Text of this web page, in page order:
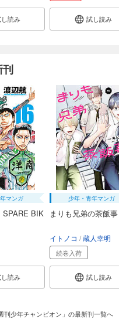
カート
カート
試し読み
カート
試し読み
カート
試し読み
読み 試し読み
刊
マンガ
BIK
読み
少年・青年マンガ
まりも兄弟の茶飯
イトノコ 蔵人幸明
続巻入荷
試し読み
刊少年チャンピオン」の最新刊一覧へ